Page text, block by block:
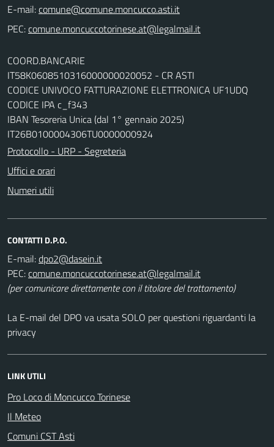
E-mail:comune@comune.moncucco.asti.it
PEC:comune.moncuccotorinese.at@legalmail.it
COORD.BANCARIE
IT58K0608510316000000020052 - CR ASTI
CODICE UNIVOCO FATTURAZIONE ELETTRONICA UF1UDQ
CODICE IPA c_f343
IBAN Tesoreria Unica (dal 1° gennaio 2025)
IT26B0100004306TU0000000924
Protocollo - URP - Segreteria
Uffici e orari
Numeri utili
CONTATTI D.P.O.
E-mail:dpo2@dasein.it
PEC:comune.moncuccotorinese.at@legalmail.it
(per comunicare direttamente con il titolare del trattamento)
La E-mail del DPO va usata SOLO per questioni riguardanti la
privacy
LINK UTILI
Pro Loco di Moncucco Torinese
Il Meteo
Comuni CST Asti